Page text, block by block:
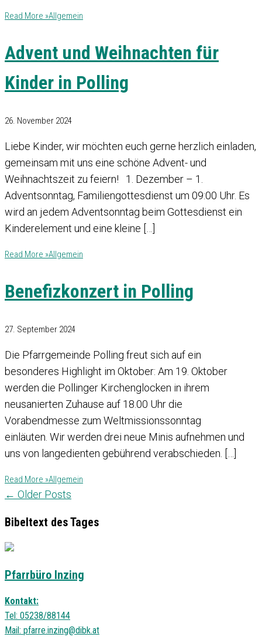
Read More »Allgemein
Advent und Weihnachten für
Kinder in Polling
26. November 2024
Liebe Kinder, wir möchten euch gerne herzlich einladen,
gemeinsam mit uns eine schöne Advent- und
Weihnachtszeit zu feiern! 1. Dezember – 1.
Adventsonntag, Familiengottesdienst um 09:00 Uhr. Es
wird an jedem Adventsonntag beim Gottesdienst ein
Kinderelement und eine kleine […]
Read More »Allgemein
Benefizkonzert in Polling
27. September 2024
Die Pfarrgemeinde Polling freut sich auf ein
besonderes Highlight im Oktober: Am 19. Oktober
werden die Pollinger Kirchenglocken in ihrem
neusanierten Zuhause auf 18.00 Uhr die
Vorabendmesse zum Weltmissionssonntag
einläuten. Wir werden drei neue Minis aufnehmen und
uns von langedienten gebührend verabschieden. […]
Read More »Allgemein
← Older Posts
Bibeltext des Tages
Pfarrbüro Inzing
Kontakt:
Tel: 05238/88144
Mail: pfarre.inzing@dibk.at